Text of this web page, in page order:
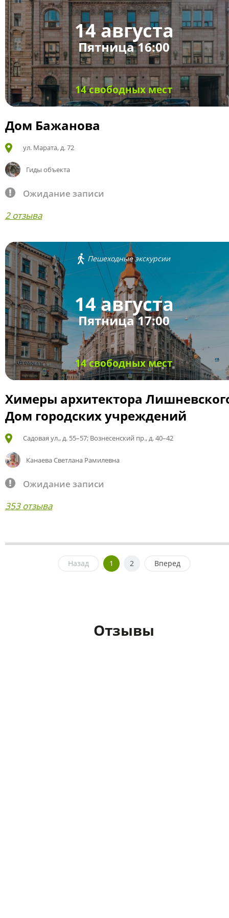
14 августа
Пятница 16:00
14 свободных мест
Дом Бажанова
ул. Марата, д. 72
Гиды объекта
Ожидание записи
2 отзыва
Пешеходные экскурсии
14 августа
Пятница 17:00
14 свободных мест
Химеры архитектора
Дом городских учреждений
Садовая ул., д. 55–57; Вознесенский пр., д. 40–42
Канаева Светлана Рамилевна
Ожидание записи
353 отзыва
Назад 1 2 Вперед
Отзывы